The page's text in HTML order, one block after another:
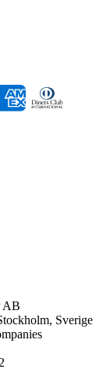
AB
Sverige